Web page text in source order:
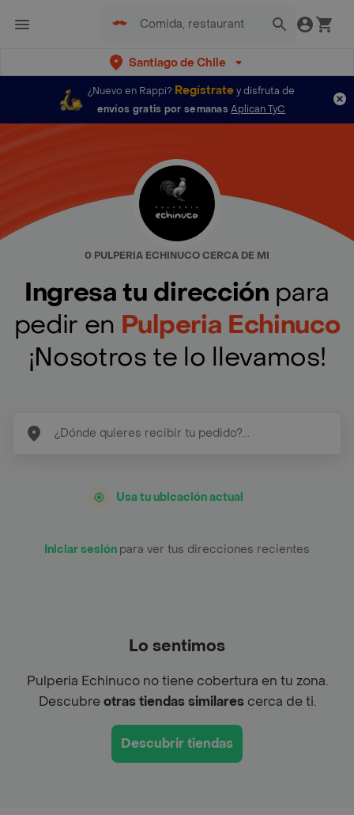
Santiago de Chile
¿Nuevo en Rappi? Regístratey disfruta de
envíos gratis por semanas Aplican TyC
0 PULPERIA ECHINUCO CERCA DE MI
Ingresa tu dirección para
pedir en Pulperia Echinuco
¡Nosotros te lo llevamos!
Usa tu ubicación actual
Iniciar sesión para ver tus direcciones recientes
Lo sentimos
Pulperia Echinuco no tiene cobertura en tu zona.
Descubreotras tiendas similarescerca de ti.
Descubrir tiendas